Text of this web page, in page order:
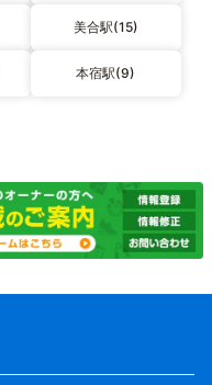
美合駅(15)
本宿駅(9)